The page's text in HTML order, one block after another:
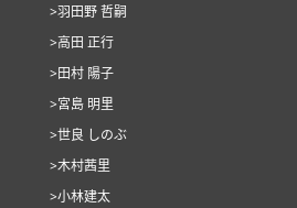
>羽田野 哲嗣
>高田 正行
>田村 陽子
>宮島 明里
>世良 しのぶ
>木村茜里
>小林建太